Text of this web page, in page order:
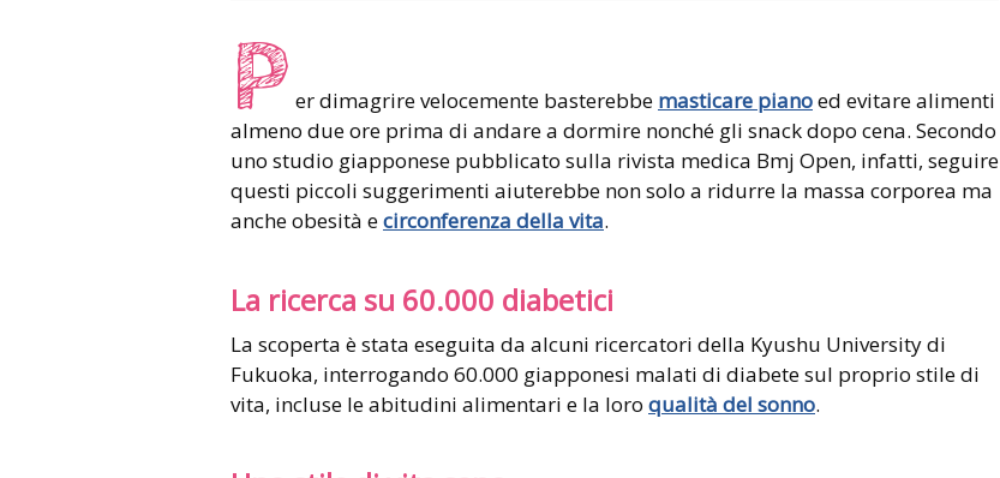
P er dimagrire velocemente basterebbe masticare pianoed evitare alimenti
almeno due ore prima di andare a dormire nonché gli snack dopo cena. Secondo
uno studio giapponese pubblicato sulla rivista medica Bmj Open, infatti, seguire
questi piccoli suggerimenti aiuterebbe non solo a ridurre la massa corporea ma
anche obesità ecirconferenza della vita.
La ricerca su 60.000 diabetici
La scoperta è stata eseguita da alcuni ricercatori della Kyushu University di
Fukuoka, interrogando 60.000 giapponesi malati di diabete sul proprio stile di
vita, incluse le abitudini alimentari e la loro qualità del sonno.